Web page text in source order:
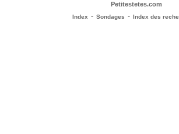
Petitestetes.com
Index - Sondages - Index des